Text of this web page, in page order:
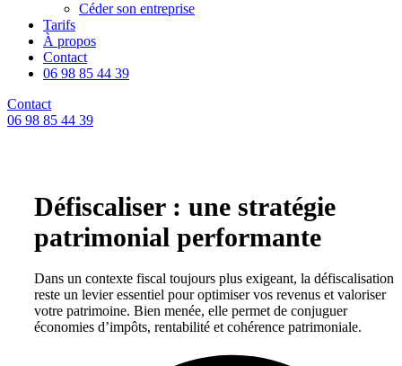
Céder son entreprise
Tarifs
À propos
Contact
06 98 85 44 39
Contact
06 98 85 44 39
Défiscaliser : une stratégie
patrimonial performante
Dans un contexte fiscal toujours plus exigeant, la défiscalisation
reste un levier essentiel pour optimiser vos revenus et valoriser
votre patrimoine. Bien menée, elle permet de conjuguer
économies d’impôts, rentabilité et cohérence patrimoniale.